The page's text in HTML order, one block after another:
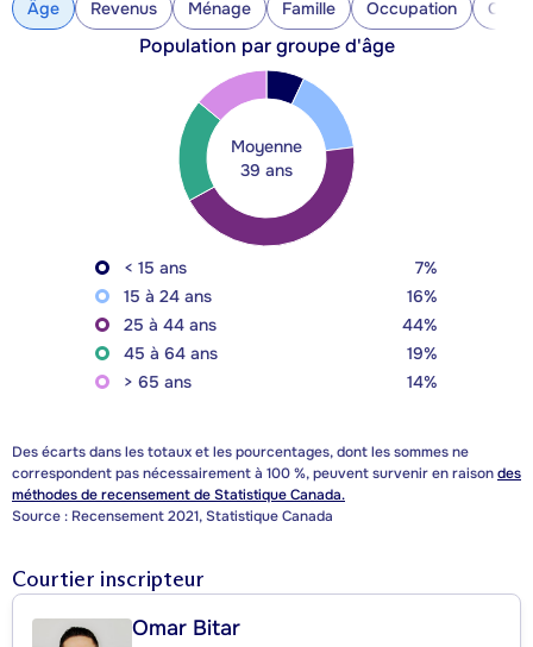
Âge Revenus Ménage Famille Occupation
Population par groupe d'âge
Moyenne
39 ans
< 15 ans
7%
15 à 24 ans
16%
25 à 44 ans
44%
45 à 64 ans
19%
> 65 ans
14%
Des écarts dans les totaux et les pourcentages, dont les sommes ne
correspondent pas nécessairement à 100 %, peuvent survenir en raisondes
méthodes de recensement de Statistique Canada.
Source : Recensement 2021, Statistique Canada
Courtier inscripteur
Omar Bitar